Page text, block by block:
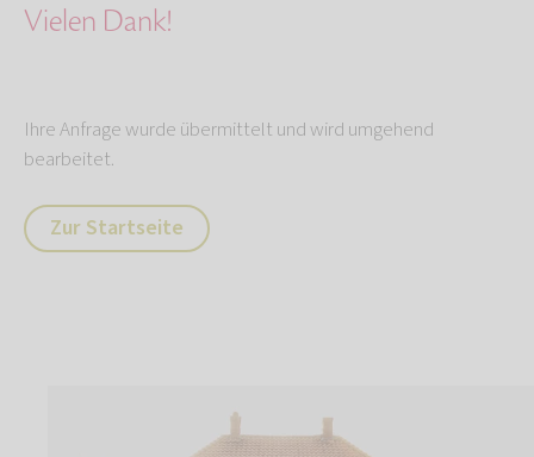
Vielen Dank!
Ihre Anfrage wurde übermittelt und wird umgehend
bearbeitet.
Zur Startseite